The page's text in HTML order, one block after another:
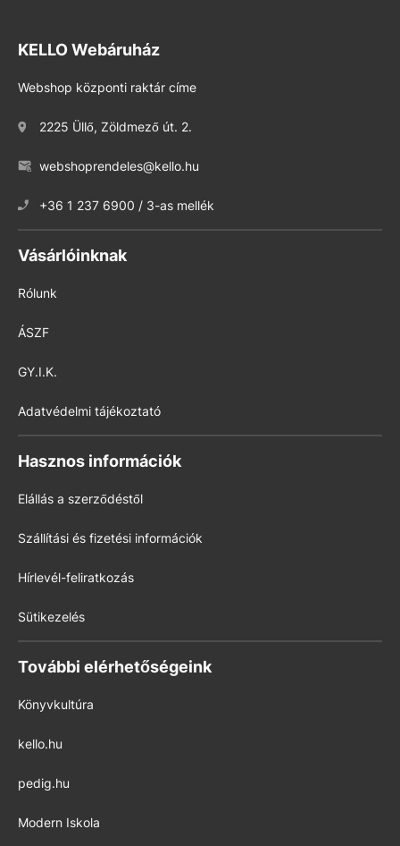
KELLO Webáruház
Webshop központi raktár címe
2225 Üllő, Zöldmező út. 2.
webshoprendeles@kello.hu
+36 1 237 6900 / 3-as mellék
Vásárlóinknak
Rólunk
ÁSZF
GY.I.K.
Adatvédelmi tájékoztató
Hasznos információk
Elállás a szerződéstől
Szállítási és fizetési információk
Hírlevél-feliratkozás
Sütikezelés
További elérhetőségeink
Könyvkultúra
kello.hu
pedig.hu
Modern Iskola